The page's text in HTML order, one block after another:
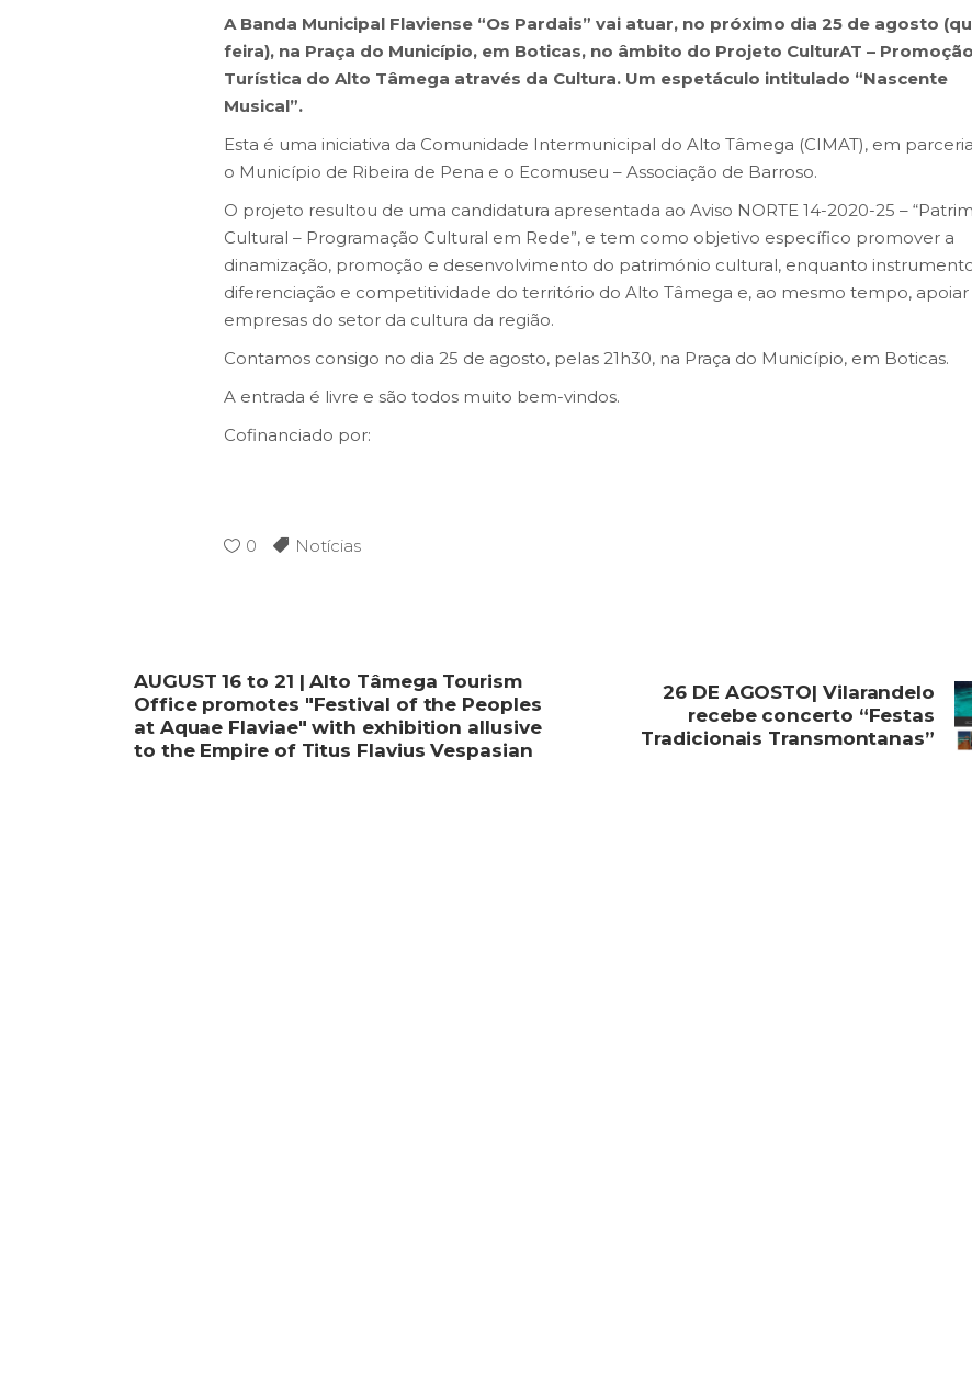
A Banda Municipal Flaviense “Os Pardais” vai atuar, no próximo dia 25 de agosto
feira), na Praça do Município, em Boticas, no âmbito do Projeto CulturAT – Promoção
Turística do Alto Tâmega através da Cultura. Um espetáculo intitulado “Nascente
Musical”.
Esta é uma iniciativa da Comunidade Intermunicipal do Alto Tâmega (CIMAT), em
o Município de Ribeira de Pena e o Ecomuseu – Associação de Barroso.
O projeto resultou de uma candidatura apresentada ao Aviso NORTE 14-2020-25 –
Cultural – Programação Cultural em Rede”, e tem como objetivo específico promover a
dinamização, promoção e desenvolvimento do património cultural, enquanto
diferenciação e competitividade do território do Alto Tâmega e, ao mesmo tempo, apoiar
empresas do setor da cultura da região.
Contamos consigo no dia 25 de agosto, pelas 21h30, na Praça do Município, em Boticas.
A entrada é livre e são todos muito bem-vindos.
Cofinanciado por:
0 Notícias
AUGUST 16 to 21 | Alto Tâmega Tourism
Office promotes "Festival of the Peoples
at Aquae Flaviae" with exhibition allusive
to the Empire of Titus Flavius Vespasian
26 DE AGOSTO| Vilarandelo
recebe concerto “Festas
Tradicionais Transmontanas”